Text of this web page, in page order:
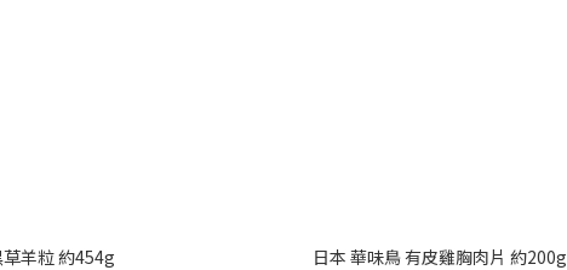
羊粒 約454g 日本 華味鳥 有皮雞胸肉片 約200g